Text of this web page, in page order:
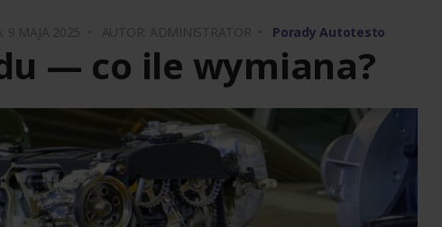
9 MAJA 2025 • AUTOR: ADMINISTRATOR • Porady Autotesto
— co ile wymiana?